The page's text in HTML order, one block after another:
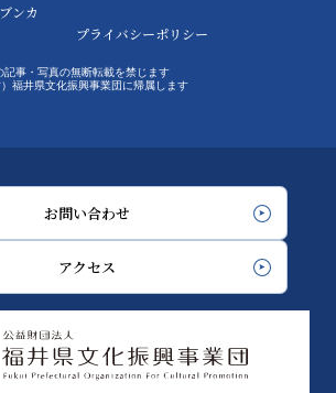
ンカ
プライバシーポリシー
記事・写真の無断転載を禁じます
福井県文化振興事業団に帰属します
お問い合わせ
アクセス